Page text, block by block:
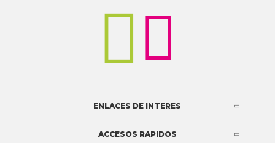

ENLACES DE INTERES
ACCESOS RAPIDOS